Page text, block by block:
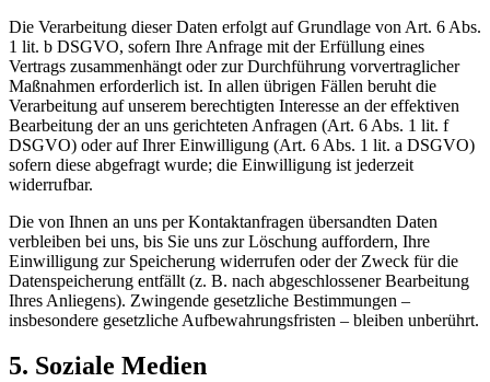
Die Verarbeitung dieser Daten erfolgt auf Grundlage von Art. 6 Abs.
1 lit. b DSGVO, sofern Ihre Anfrage mit der Erfüllung eines
Vertrags zusammenhängt oder zur Durchführung vorvertraglicher
Maßnahmen erforderlich ist. In allen übrigen Fällen beruht die
Verarbeitung auf unserem berechtigten Interesse an der effektiven
Bearbeitung der an uns gerichteten Anfragen (Art. 6 Abs. 1 lit. f
DSGVO) oder auf Ihrer Einwilligung (Art. 6 Abs. 1 lit. a DSGVO)
sofern diese abgefragt wurde; die Einwilligung ist jederzeit
widerrufbar.
Die von Ihnen an uns per Kontaktanfragen übersandten Daten
verbleiben bei uns, bis Sie uns zur Löschung auffordern, Ihre
Einwilligung zur Speicherung widerrufen oder der Zweck für die
Datenspeicherung entfällt (z. B. nach abgeschlossener Bearbeitung
Ihres Anliegens). Zwingende gesetzliche Bestimmungen –
insbesondere gesetzliche Aufbewahrungsfristen – bleiben unberührt.
5. Soziale Medien